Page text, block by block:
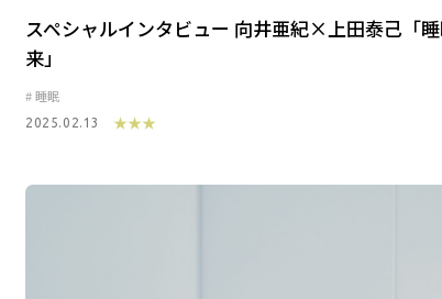
スペシャルインタビュー 向井亜紀×上田泰己「
来」
睡眠
2025.02.13 ★★★